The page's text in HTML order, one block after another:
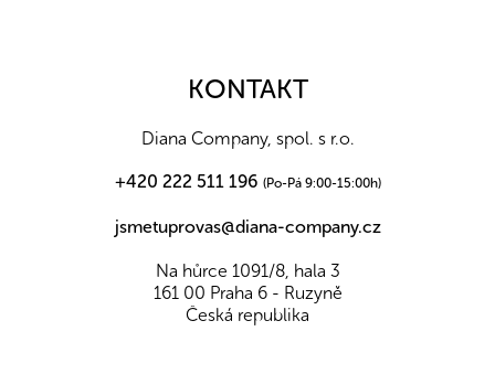
KONTAKT
Diana Company, spol. s r.o.
+420 222 511 196 (Po-Pá 9:00-15:00h)
jsmetuprovas@diana-company.cz
Na hůrce 1091/8, hala 3
161 00 Praha 6 - Ruzyně
Česká republika